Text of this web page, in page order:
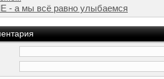
а мы всё равно улыбаемся